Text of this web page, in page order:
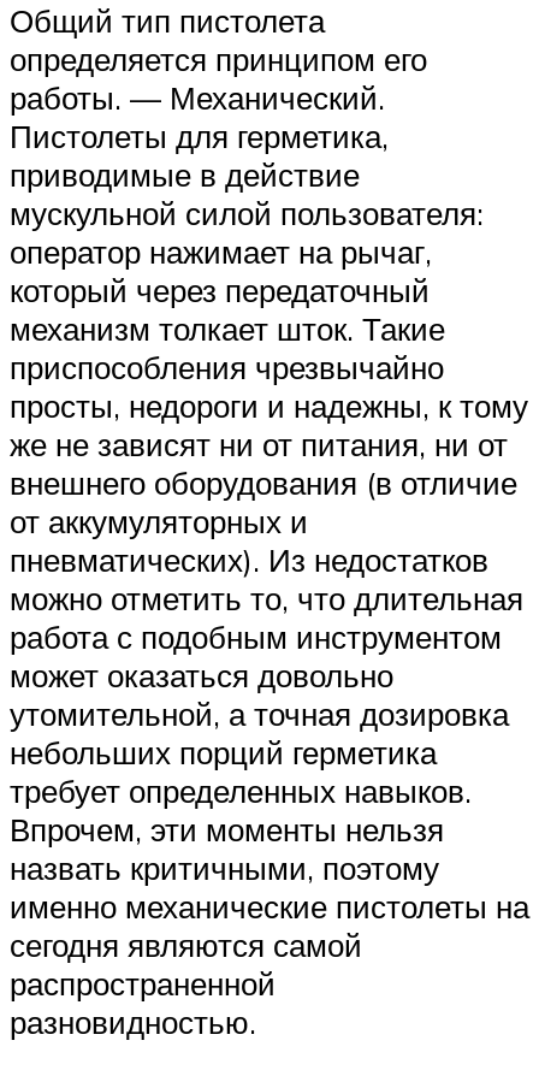
Общий тип пистолета
определяется принципом его
работы. — Механический.
Пистолеты для герметика,
приводимые в действие
мускульной силой пользователя:
оператор нажимает на рычаг,
который через передаточный
механизм толкает шток. Такие
приспособления чрезвычайно
просты, недороги и надежны, к тому
же не зависят ни от питания, ни от
внешнего оборудования (в отличие
от аккумуляторных и
пневматических). Из недостатков
можно отметить то, что длительная
работа с подобным инструментом
может оказаться довольно
утомительной, а точная дозировка
небольших порций герметика
требует определенных навыков.
Впрочем, эти моменты нельзя
назвать критичными, поэтому
именно механические пистолеты на
сегодня являются самой
распространенной
разновидностью.